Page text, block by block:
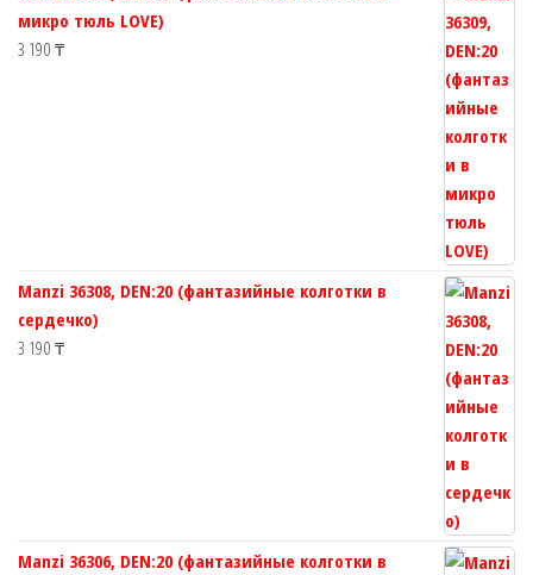
микро тюль LOVE)
3 190 ₸
Manzi 36308, DEN:20 (фантазийные колготки в
сердечко)
3 190 ₸
Manzi 36306, DEN:20 (фантазийные колготки в